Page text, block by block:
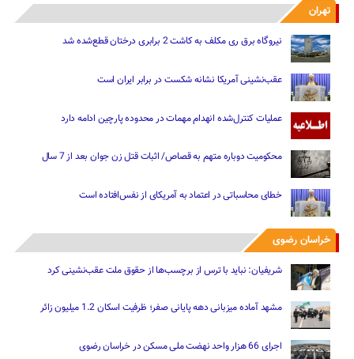
تهران
نیروگاه برق ری مکلف به کاشت 2 برابری درختان قطع‌شده شد
عقب‌نشینی آمریکا نشانه شکست در برابر ایران است
عملیات کنترل‌شده انهدام مهمات در محدوده پارچین ادامه دارد
محکومیت دوباره متهم به قصاص/ اثبات قتل زن جوان بعد از 7 سال
خطای محاسباتی در اعتماد به آمریکای از نفس‌افتاده است
خراسان رضوی
شریفیان: نباید با ترس از برچسب‌ها از حقوق ملت عقب‌نشینی کرد
مشهد آماده میزبانی دهه پایانی صفر؛ ظرفیت اسکان 1.2 میلیون زائر
اجرای 66 هزار واحد نهضت ملی مسکن در خراسان رضوی